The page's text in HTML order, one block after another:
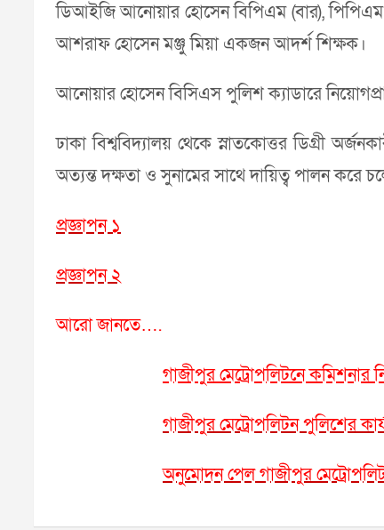
ডিআইজি আনোয়ার হোসেন বিপিএম (বার), পিপিএম
আশরাফ হোসেন মঞ্জু মিয়া একজন আদর্শ শিক্ষক।
আনোয়ার হোসেন বিসিএস পুলিশ ক্যাডারে
ঢাকা বিশ্ববিদ্যালয় থেকে স্নাতকোত্তর ডিগ্রী
অত্যন্ত দক্ষতা ও ‍সুনামের সাথে দায়িত্ব পালন করে
প্রজ্ঞাপন ১
প্রজ্ঞাপন ২
আরো জানতে….
গাজীপুর মেট্রোপলিটনে কমিশনার
গাজীপুর মেট্রোপলিটন পুলিশের
অনুমোদন পেল গাজীপুর